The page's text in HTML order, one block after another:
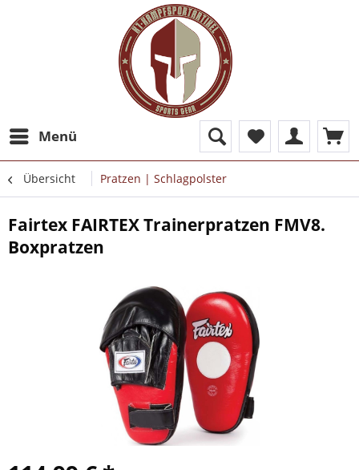
Menü
Übersicht Pratzen | Schlagpolster
Fairtex FAIRTEX Trainerpratzen FMV8.
Boxpratzen